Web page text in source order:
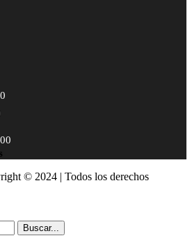
© 2024 | Todos los derechos
Buscar...